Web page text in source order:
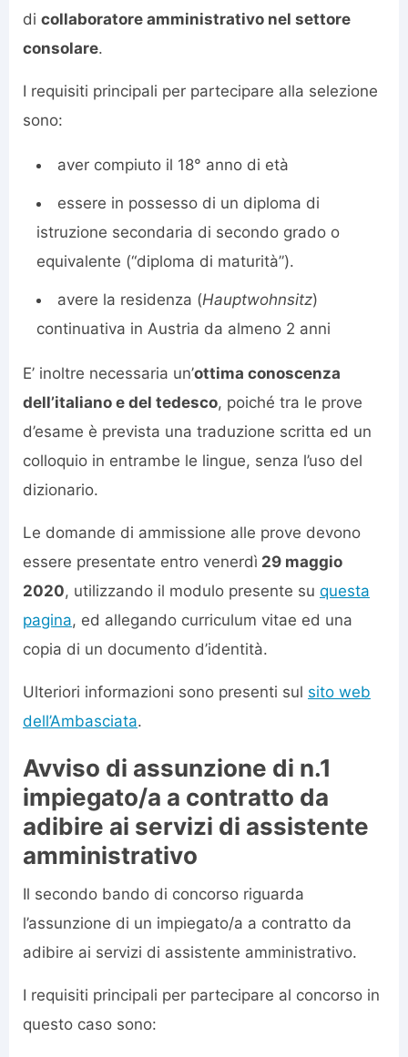
di collaboratore amministrativo nel settore
consolare.
I requisiti principali per partecipare alla selezione
sono:
aver compiuto il 18° anno di età
essere in possesso di un diploma di
istruzione secondaria di secondo grado o
equivalente (“diploma di maturità”).
avere la residenza (Hauptwohnsitz)
continuativa in Austria da almeno 2 anni
E’ inoltre necessaria un’ottima conoscenza
dell’italiano e del tedesco, poiché tra le prove
d’esame è prevista una traduzione scritta ed un
colloquio in entrambe le lingue, senza l’uso del
dizionario.
Le domande di ammissione alle prove devono
essere presentate entro venerdì 29 maggio
2020, utilizzando il modulo presente su questa
pagina, ed allegando curriculum vitae ed una
copia di un documento d’identità.
Ulteriori informazioni sono presenti sul sito web
dell’Ambasciata.
Avviso di assunzione di n.1
impiegato/a a contratto da
adibire ai servizi di assistente
amministrativo
Il secondo bando di concorso riguarda
l’assunzione di un impiegato/a a contratto da
adibire ai servizi di assistente amministrativo.
I requisiti principali per partecipare al concorso in
questo caso sono: